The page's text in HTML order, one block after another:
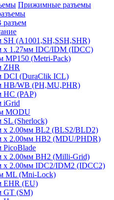
Прижимные разъемы
разъем
SH (A1001,SH,SSH,SHR)
x 1.27мм IDC/IDM (IDCC)
MP150 (Metri-Pack)
ZHR
DCI (DuraClik ICL)
HB/WB (PH,MU,PHR)
HC (PAP)
iGrid
MODU
(Sherlock)
x 2.00мм BL2 (BLS2/BLD2)
x 2.00мм HB2 (MDU/PHDR)
PicoBlade
х 2.00мм BH2 (Milli-Grid)
х 2.00мм IDC2/IDM2 (IDCC2)
ML (Mni-Lock)
EHR (EU)
GT (SM)